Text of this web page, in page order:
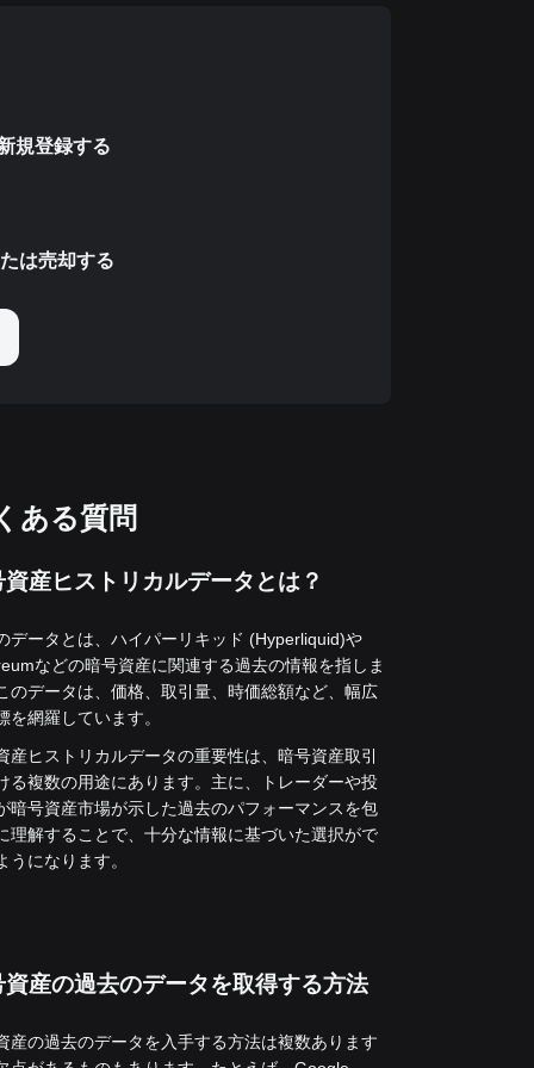
規登録する
は売却する
ある質問
資産ヒストリカルデータとは？
データとは、ハイパーリキッド (Hyperliquid)や
などの暗号資産に関連する過去の情報を指しま
のデータは、価格、取引量、時価総額など、幅広
を網羅しています。
産ヒストリカルデータの重要性は、暗号資産取引
る複数の用途にあります。主に、トレーダーや投
暗号資産市場が示した過去のパフォーマンスを包
理解することで、十分な情報に基づいた選択がで
うになります。
資産の過去のデータを取得する方法
産の過去のデータを入手する方法は複数あります